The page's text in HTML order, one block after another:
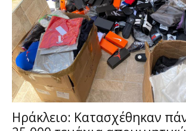
Ηράκλειο: Κατασχέθηκαν